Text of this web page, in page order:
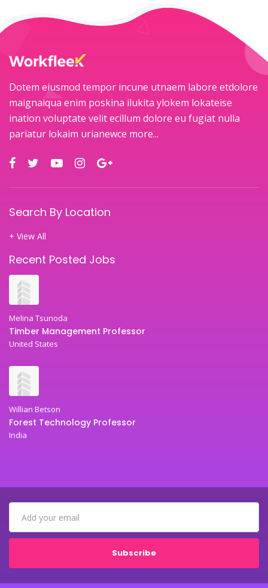
Dotem eiusmod tempor incune utnaem labore etdolore
maignaiqua enim poskina ilukita ylokem lokateise
ination voluptate velit ecillum dolore eu fugiat nulla
pariatur lokaim urianewce more...
Search By Location
+ View All
Recent Posted Jobs
Melina Tsunoda
Timber Management Professor
United States
Willian Betson
Forest Technology Professor
India
Subscribe